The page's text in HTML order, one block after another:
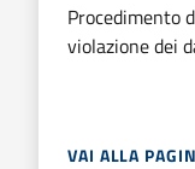
Procedimento
violazione dei
VAI ALLA